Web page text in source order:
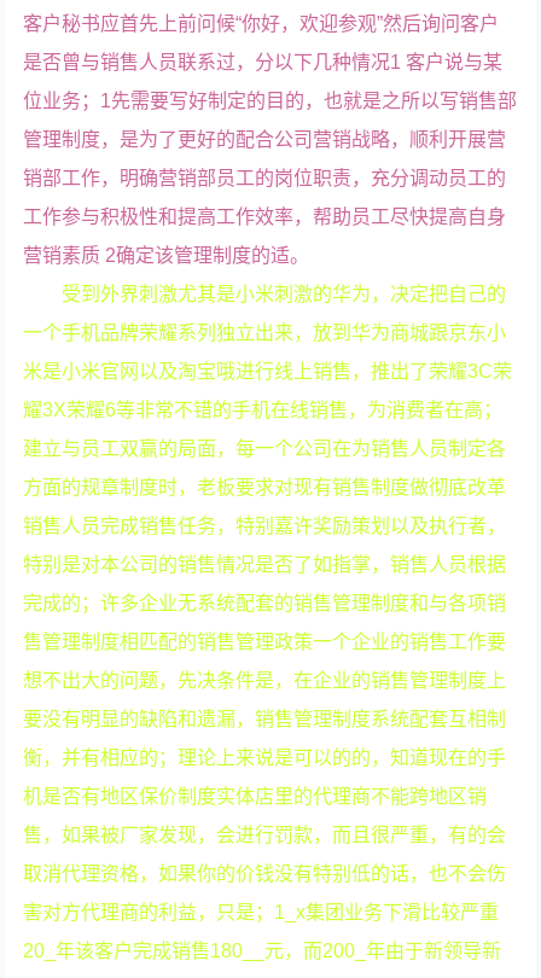
客户秘书应首先上前问候“你好，欢迎参观”然后询问客户
是否曾与销售人员联系过，分以下几种情况1 客户说与某
位业务；1先需要写好制定的目的，也就是之所以写销售部
管理制度，是为了更好的配合公司营销战略，顺利开展营
销部工作，明确营销部员工的岗位职责，充分调动员工的
工作参与积极性和提高工作效率，帮助员工尽快提高自身
营销素质 2确定该管理制度的适。
受到外界刺激尤其是小米刺激的华为，决定把自己的
一个手机品牌荣耀系列独立出来，放到华为商城跟京东小
米是小米官网以及淘宝哦进行线上销售，推出了荣耀3C荣
耀3X荣耀6等非常不错的手机在线销售，为消费者在高；
建立与员工双赢的局面，每一个公司在为销售人员制定各
方面的规章制度时，老板要求对现有销售制度做彻底改革
销售人员完成销售任务，特别嘉许奖励策划以及执行者，
特别是对本公司的销售情况是否了如指掌，销售人员根据
完成的；许多企业无系统配套的销售管理制度和与各项销
售管理制度相匹配的销售管理政策一个企业的销售工作要
想不出大的问题，先决条件是，在企业的销售管理制度上
要没有明显的缺陷和遗漏，销售管理制度系统配套互相制
衡，并有相应的；理论上来说是可以的的，知道现在的手
机是否有地区保价制度实体店里的代理商不能跨地区销
售，如果被厂家发现，会进行罚款，而且很严重，有的会
取消代理资格，如果你的价钱没有特别低的话，也不会伤
害对方代理商的利益，只是；1_x集团业务下滑比较严重
20_年该客户完成销售180__元，而200_年由于新领导新